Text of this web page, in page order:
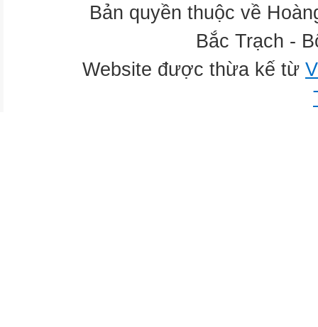
Bản quyền thuộc về
Bắc Trạch -
Website được thừa kế từ